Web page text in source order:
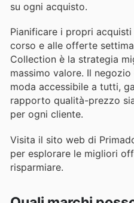
su ogni acquisto.
Pianificare i propri
corso e alle offerte
Collection è la strategia
massimo valore. Il
moda accessibile a tutti,
rapporto qualità-prezzo
per ogni cliente.
Visita il sito web di
per esplorare le migliori
risparmiare.